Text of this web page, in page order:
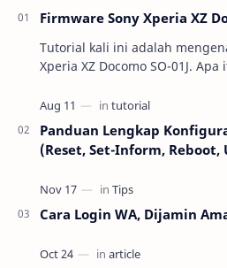
Firmware Sony Xperia XZ
Tutorial kali ini adalah
Xperia XZ Docomo SO-01J.
Panduan Lengkap
(Reset, Set-Inform, Reboot,
Cara Login WA, Dijamin